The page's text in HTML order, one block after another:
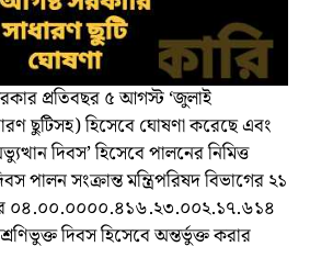
প্রতিবছর ৫আগস্ট‘জুলাই
ছুটিসহ) হিসেবে ঘোষণা করেছে এবং
দিবস’ হিসেবে পালনের নিমিত্ত
পালন সংক্রান্ত মন্ত্রিপরিষদ বিভাগের ২১
০৪.০০.০০০০.৪১৬.২৩.০০২.১৭.৬১৪
দিবস হিসেবে অন্তর্ভুক্ত করার